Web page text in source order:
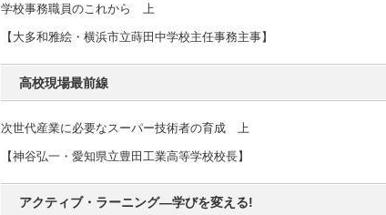
学校事務職員のこれから 上
【大多和雅絵・横浜市立蒔田中学校主任事務主事】
高校現場最前線
次世代産業に必要なスーパー技術者の育成 上
【神谷弘一・愛知県立豊田工業高等学校校長】
アクティブ・ラーニング―学びを変える!